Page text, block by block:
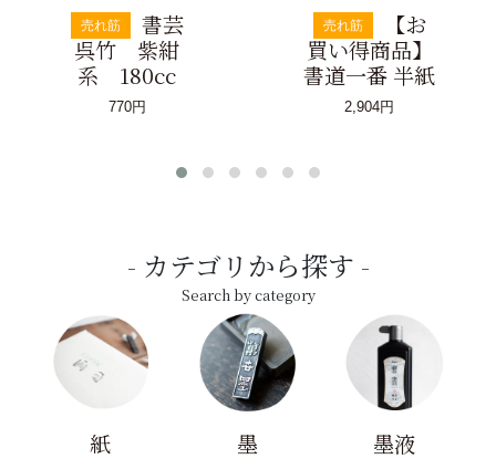
売れ筋
書芸
呉竹 紫紺
系 180cc
770円
売れ筋
【お
買い得商品】
書道一番 半紙
2,904円
カテゴリから探す
Search by category
紙 墨 墨液